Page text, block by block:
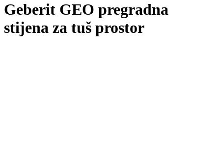
Geberit GEO pregradna
stijena za tuš prostor